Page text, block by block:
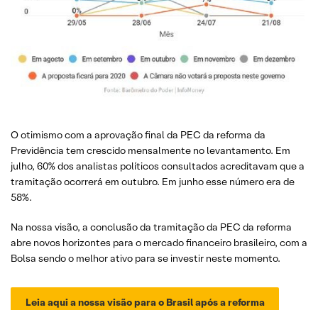
O otimismo com a aprovação final da PEC da reforma da
Previdência tem crescido mensalmente no levantamento. Em
julho, 60% dos analistas políticos consultados acreditavam que a
tramitação ocorrerá em outubro. Em junho esse número era de
58%.
Na nossa visão, a conclusão da tramitação da PEC da reforma
abre novos horizontes para o mercado financeiro brasileiro, com a
Bolsa sendo o melhor ativo para se investir neste momento.
Leia aqui a nossa visão para o Brasil após a reforma